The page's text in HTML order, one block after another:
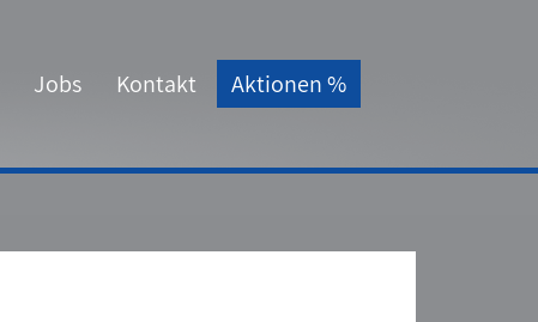
Jobs Kontakt Aktionen %